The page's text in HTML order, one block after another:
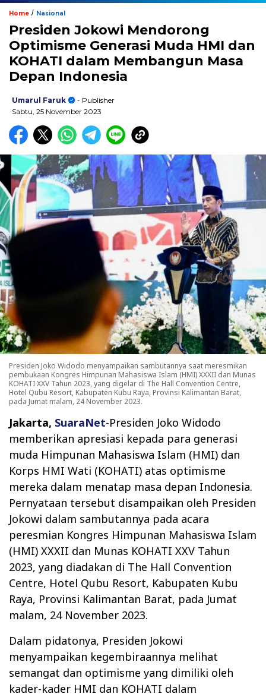
Home / Nasional
Presiden Jokowi Mendorong
Optimisme Generasi Muda HMI dan
KOHATI dalam Membangun Masa
Depan Indonesia
Umarul Faruk
- Publisher
Sabtu, 25 November 2023
Presiden Joko Widodo menyampaikan sambutannya saat meresmikan
pembukaan Kongres Himpunan Mahasiswa Islam (HMI) XXXII dan Munas
KOHATI XXV Tahun 2023, yang digelar di The Hall Convention Centre,
Hotel Qubu Resort, Kabupaten Kubu Raya, Provinsi Kalimantan Barat,
pada Jumat malam, 24 November 2023.
Jakarta, SuaraNet-Presiden Joko Widodo
memberikan apresiasi kepada para generasi
muda Himpunan Mahasiswa Islam (HMI) dan
Korps HMI Wati (KOHATI) atas optimisme
mereka dalam menatap masa depan Indonesia.
Pernyataan tersebut disampaikan oleh Presiden
Jokowi dalam sambutannya pada acara
peresmian Kongres Himpunan Mahasiswa Islam
(HMI) XXXII dan Munas KOHATI XXV Tahun
2023, yang diadakan di The Hall Convention
Centre, Hotel Qubu Resort, Kabupaten Kubu
Raya, Provinsi Kalimantan Barat, pada Jumat
malam, 24 November 2023.
Dalam pidatonya, Presiden Jokowi
menyampaikan kegembiraannya melihat
semangat dan optimisme yang dimiliki oleh
kader-kader HMI dan KOHATI dalam